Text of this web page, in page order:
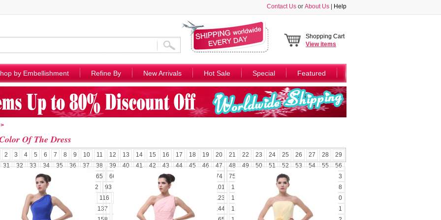
Contact Us or About Us Help
Shopping Cart
Viewitems
by Embellishment Refine By New Arrivals Hot Sale Special Featured
Of The Dress
2 3 4 5 6 7 8 9 10 11 12 13 14 15 16 17 18 19 20 21 22 23 24 25 26 27 28
29
31
32 33 34 35 36 37 38 39 40 41 42 43 44 45 46 47 48 49 50 51 52 53 54 55
56
60 61 65 66 70 74 75 79
83
88 92 93 97 98 101 102 105
108
111 112 113 116 119 120 121 123 124 126 127 128
130
132 133 134 135 137 139 140 141 142 144 145 147 148 149
151